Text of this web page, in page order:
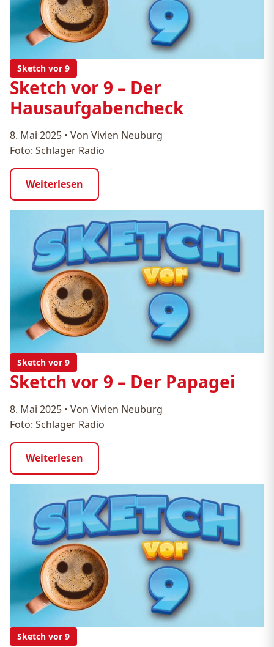
Sketch vor 9
Sketch vor 9 – Der
Hausaufgabencheck
8. Mai 2025 • Von Vivien Neuburg
Foto: Schlager Radio
Weiterlesen
Sketch vor 9
Sketch vor 9 – Der Papagei
8. Mai 2025 • Von Vivien Neuburg
Foto: Schlager Radio
Weiterlesen
Sketch vor 9